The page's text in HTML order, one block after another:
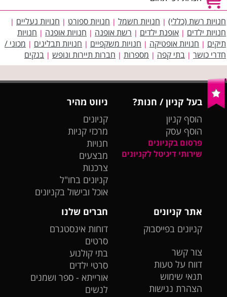
חנויות רשת (כללי) | חנויות חשמל | חנויות ספורט | חנויות נעליים |
חנויות ילדים | אופנת ילדים | רשת אופנה | חנויות אופנה | חנויות
תיקים | חנויות אופטיקה | חנויות משקפיים | חנויות תבלינים | מכוני /
חדרי כושר | בתי קפה | מספרות | חברות תיירות ונופש | בנקים
בעל קניון / חנות?
הוסף קניון
הוסף עסק
פרסום בקניונים
שירותי דיגיטל לקניונים
ניווט מהיר
קניונים
מרכזי קניות
חנויות
מבצעים
צרכנות
קניונים בחו"ל
אוכל ובישול בקניונים
אתר קניונים
קניונים בפייסבוק
צור קשר
דווח על טעות
תנאי שימוש
הצהרת נגישות
חברים שלנו
דוחות אינסטגרם
סרטים
בתי קולנוע
סרטי ילדים
אורייתא - ספר ושמנים
לנשים